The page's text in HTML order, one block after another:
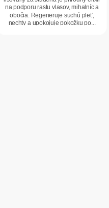
na podporu rastu vlasov, mihalníc a
obočia. Regeneruje suchú pleť,
nechty a upokojuje pokožku po...